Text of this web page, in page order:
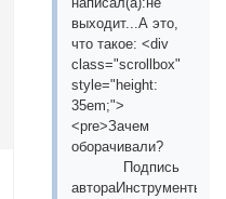
выходит...А это,
что такое: <div
class="scrollbox"
style="height:
35em;">
<pre>Зачем
оборачивали?
Подпись
автораИнструменты